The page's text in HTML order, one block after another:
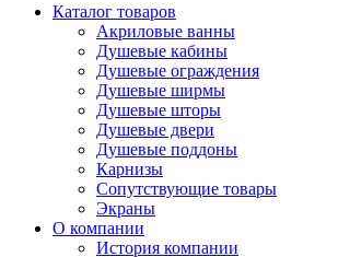
Каталог товаров
Акриловые ванны
Душевые кабины
Душевые ограждения
Душевые ширмы
Душевые шторы
Душевые двери
Душевые поддоны
Карнизы
Сопутствующие товары
Экраны
О компании
История компании